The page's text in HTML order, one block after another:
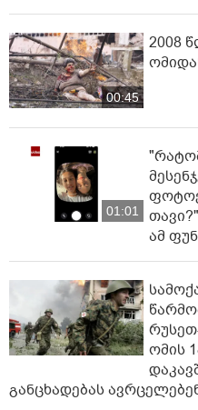
00:45
2008
01:01
ამ
ომის
განცხადებას